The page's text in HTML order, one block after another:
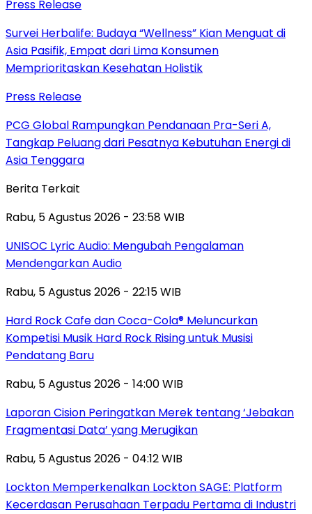
Press Release
Survei Herbalife: Budaya “Wellness” Kian Menguat di
Asia Pasifik, Empat dari Lima Konsumen
Memprioritaskan Kesehatan Holistik
Press Release
PCG Global Rampungkan Pendanaan Pra-Seri A,
Tangkap Peluang dari Pesatnya Kebutuhan Energi di
Asia Tenggara
Berita Terkait
Rabu, 5 Agustus 2026 - 23:58 WIB
UNISOC Lyric Audio: Mengubah Pengalaman
Mendengarkan Audio
Rabu, 5 Agustus 2026 - 22:15 WIB
Hard Rock Cafe dan Coca-Cola® Meluncurkan
Kompetisi Musik Hard Rock Rising untuk Musisi
Pendatang Baru
Rabu, 5 Agustus 2026 - 14:00 WIB
Laporan Cision Peringatkan Merek tentang ‘Jebakan
Fragmentasi Data’ yang Merugikan
Rabu, 5 Agustus 2026 - 04:12 WIB
Lockton Memperkenalkan Lockton SAGE: Platform
Kecerdasan Perusahaan Terpadu Pertama di Industri